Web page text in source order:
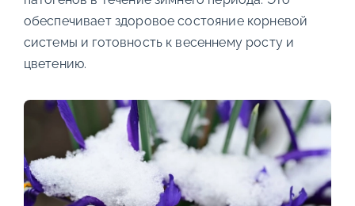
обеспечивает здоровое состояние корневой
системы и готовность к весеннему росту и
цветению.